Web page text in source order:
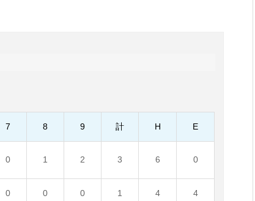
7 8 9 計 H E
0 1 2 3 6 0
0 0 0 1 4 4